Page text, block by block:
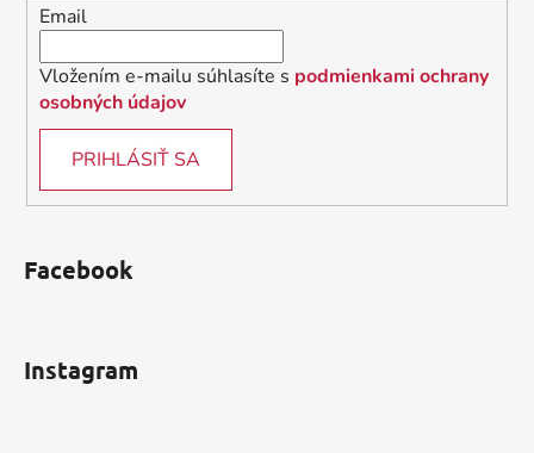
Email
Vložením e-mailu súhlasíte s podmienkami ochrany
osobných údajov
PRIHLÁSIŤ SA
Facebook
Instagram